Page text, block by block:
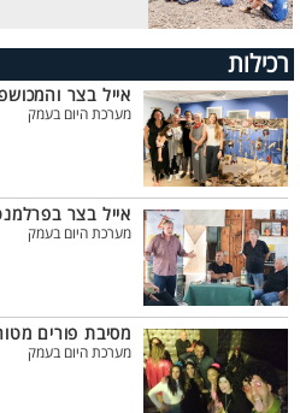
רכילות
אייל בצר
מערכת היום בעמק
אייל בצר
מערכת היום בעמק
מסיבת פורים
מערכת היום בעמק